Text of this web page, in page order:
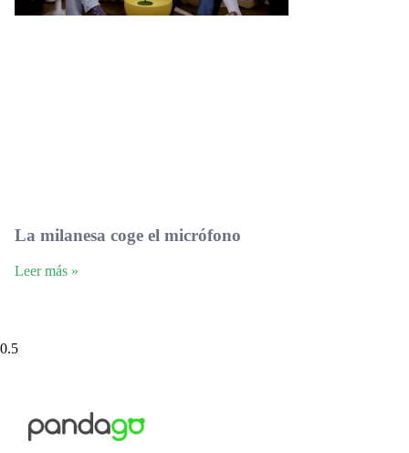
La milanesa coge el micrófono
Leer más »